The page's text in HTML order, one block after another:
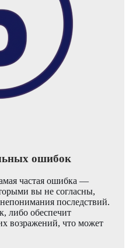
ошибок
частая ошибка —
вы не согласны,
последствий.
либо обеспечит
возражений, что может